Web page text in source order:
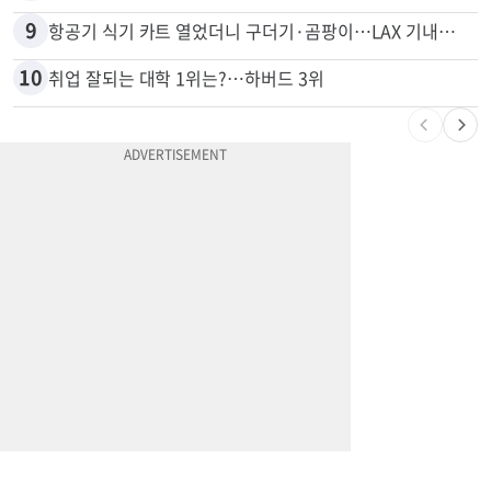
9 항공기 식기 카트 열었더니 구더기·곰팡이…LAX 기내식 업체 논란
10 취업 잘되는 대학 1위는?…하버드 3위